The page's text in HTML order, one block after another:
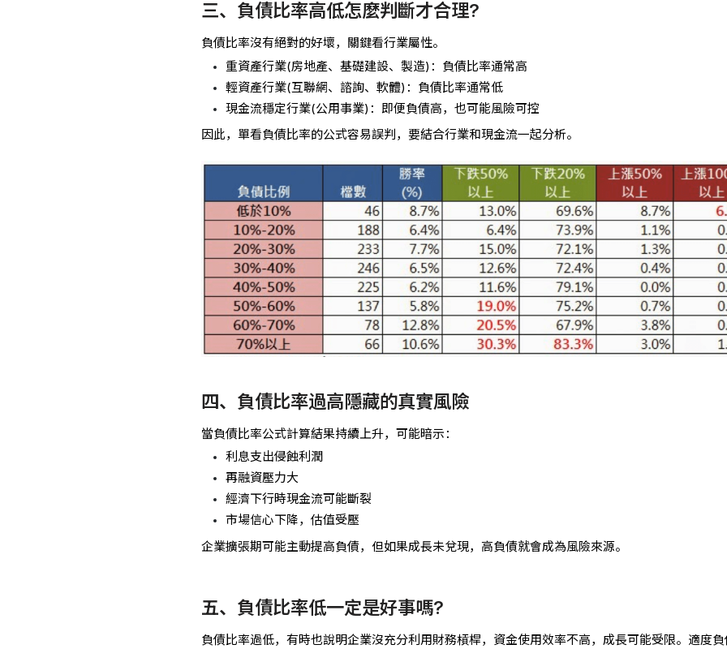
三、負債比率高低怎麼判斷才合理?
負債比率沒有絕對的好壞，關鍵看行業屬性。
重資產行業(房地產、基礎建設、製造)：負債比率通常高
輕資產行業(互聯網、諮詢、軟體)：負債比率通常低
現金流穩定行業(公用事業)：即便負債高，也可能風險可控
因此，單看負債比率的公式容易誤判，要結合行業和現金流一起分析。
四、負債比率過高隱藏的真實風險
當負債比率公式計算結果持續上升，可能暗示：
利息支出侵蝕利潤
再融資壓力大
經濟下行時現金流可能斷裂
市場信心下降，估值受壓
企業擴張期可能主動提高負債，但如果成長未兌現，高負債就會成為風險來源。
五、負債比率低一定是好事嗎?
負債比率過低，有時也說明企業沒充分利用財務槓桿，資金使用效率不高，成長可能受限。適度